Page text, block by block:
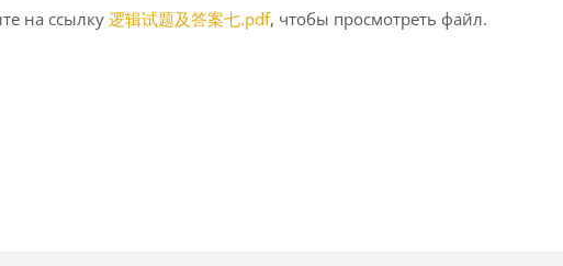
условия завершения
на ссылку 逻辑试题及答案七.pdf, чтобы просмотреть файл.